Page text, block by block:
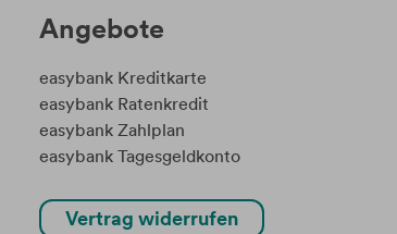
Angebote
easybank Kreditkarte
easybank Ratenkredit
easybank Zahlplan
easybank Tagesgeldkonto
Vertrag widerrufen